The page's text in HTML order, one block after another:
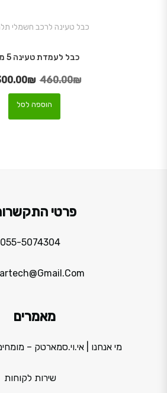
כבל טעינה לרכב חשמלי
כבל לעמדת טעינה 5 מטר
460.00₪ המחיר המקורי
₪
הוספה לסל
פרטי
055-5074304
מאמרים
מי אנחנו | אי.וי.סמארטק –
שירות לקוחות